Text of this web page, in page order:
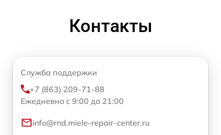
Контакты
Служба поддержки
+7 (863) 209-71-88
Ежедневно с 9:00 до 21:00
info@rnd.miele-repair-center.ru